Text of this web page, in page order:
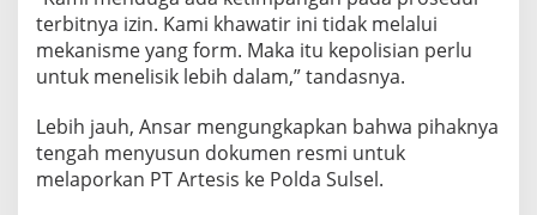
terbitnya izin. Kami khawatir ini tidak melalui
mekanisme yang form. Maka itu kepolisian perlu
untuk menelisik lebih dalam,” tandasnya.
Lebih jauh, Ansar mengungkapkan bahwa pihaknya
tengah menyusun dokumen resmi untuk
melaporkan PT Artesis ke Polda Sulsel.